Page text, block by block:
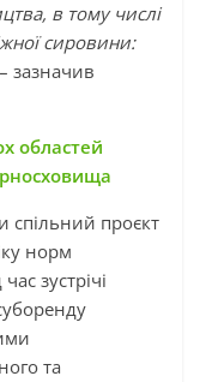
в тому числі
сировини:
зазначив
областей
спільний проєкт
норм
зустрічі
та